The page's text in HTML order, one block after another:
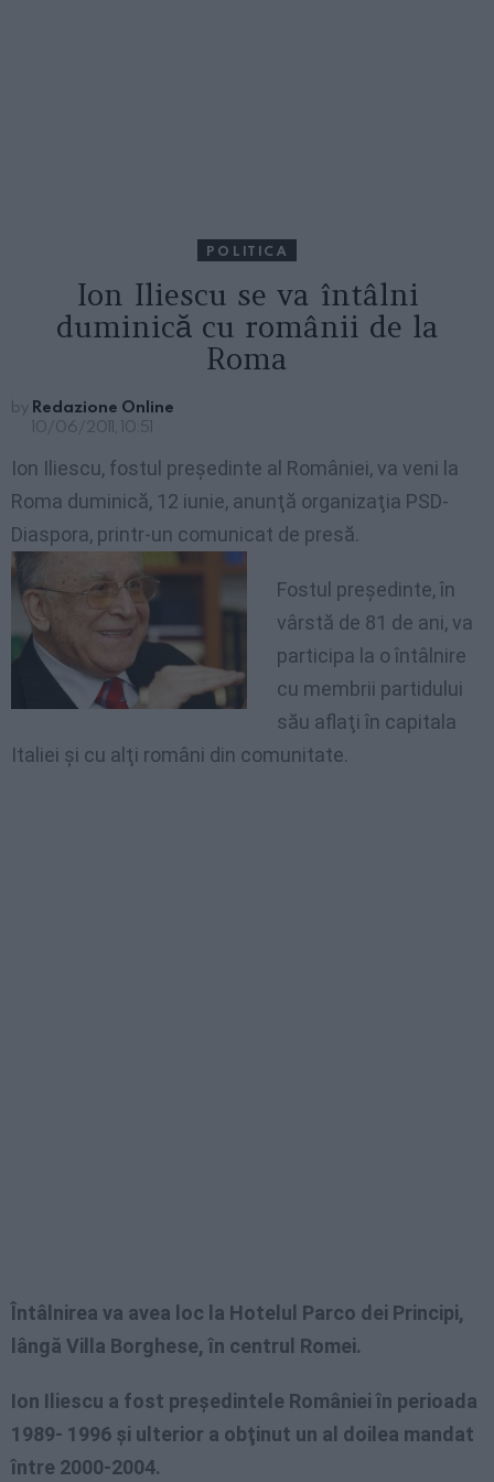
POLITICA
Ion Iliescu se va întâlni
duminică cu românii de la
Roma
by Redazione Online
10/06/2011, 10:51
Ion Iliescu, fostul preşedinte al României, va veni la
Roma duminică, 12 iunie, anunţă organizaţia PSD-
Diaspora, printr-un comunicat de presă.
Fostul preşedinte, în
vârstă de 81 de ani, va
participa la o întâlnire
cu membrii partidului
său aflaţi în capitala
Italiei şi cu alţi români din comunitate.
Întâlnirea va avea loc la Hotelul Parco dei Principi,
lângă Villa Borghese, în centrul Romei.
Ion Iliescu a fost preşedintele României în perioada
1989- 1996 şi ulterior a obţinut un al doilea mandat
între 2000-2004.